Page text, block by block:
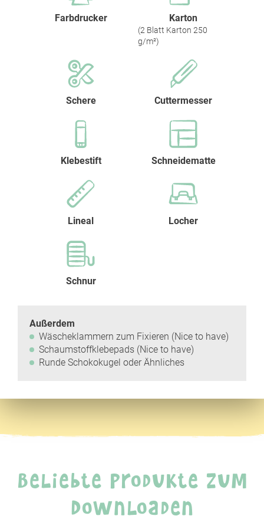
Farbdrucker Karton
(2 Blatt Karton 250
g/m²)
Schere Cuttermesser
Klebestift Schneidematte
Lineal Locher
Schnur
Außerdem
Wäscheklammern zum Fixieren (Nice to have)
Schaumstoffklebepads (Nice to have)
Runde Schokokugel oder Ähnliches
Beliebte Produkte zum
Downloaden